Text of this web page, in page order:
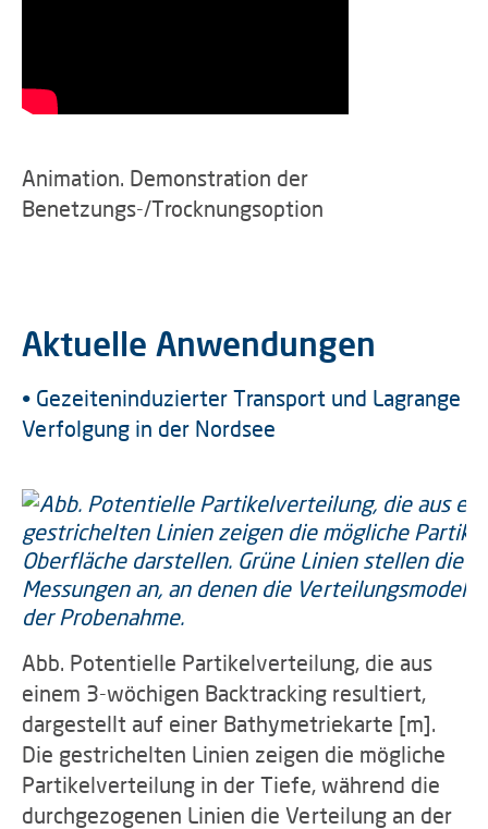
Animation. Demonstration der
Benetzungs-/Trocknungsoption
Aktuelle Anwendungen
• Gezeiteninduzierter Transport und Lagrange
Verfolgung in der Nordsee
Abb. Potentielle Partikelverteilung, die aus
einem 3-wöchigen Backtracking resultiert,
dargestellt auf einer Bathymetriekarte [m].
Die gestrichelten Linien zeigen die mögliche
Partikelverteilung in der Tiefe, während die
durchgezogenen Linien die Verteilung an der